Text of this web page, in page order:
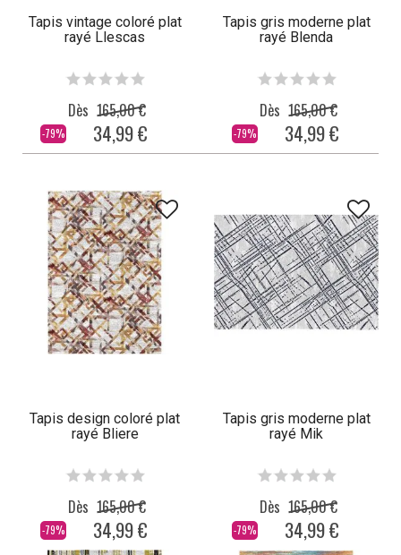
Tapis vintage coloré plat
rayé Llescas
-79%
Dès 165,00 €
34,99 €
Tapis gris moderne plat
rayé Blenda
-79%
Dès 165,00 €
34,99 €
Tapis design coloré plat
rayé Bliere
-79%
Dès 165,00 €
34,99 €
Tapis gris moderne plat
rayé Mik
-79%
Dès 165,00 €
34,99 €